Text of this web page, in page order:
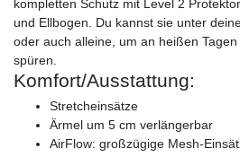
kompletten Schutz mit Level 2
und Ellbogen. Du kannst sie unter
oder auch alleine, um an heißen
spüren.
Komfort/Ausstattung:
Stretcheinsätze
Ärmel um 5 cm verlängerbar
AirFlow: großzügige Mesh-